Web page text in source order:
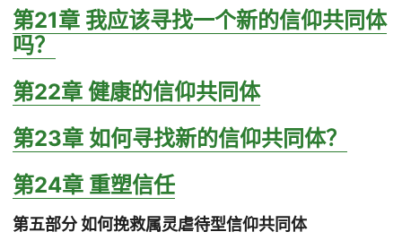
第21章 我应该寻找一个新的信仰共同体
吗？
第22章 健康的信仰共同体
第23章 如何寻找新的信仰共同体？
第24章 重塑信任
第五部分 如何挽救属灵虐待型信仰共同体